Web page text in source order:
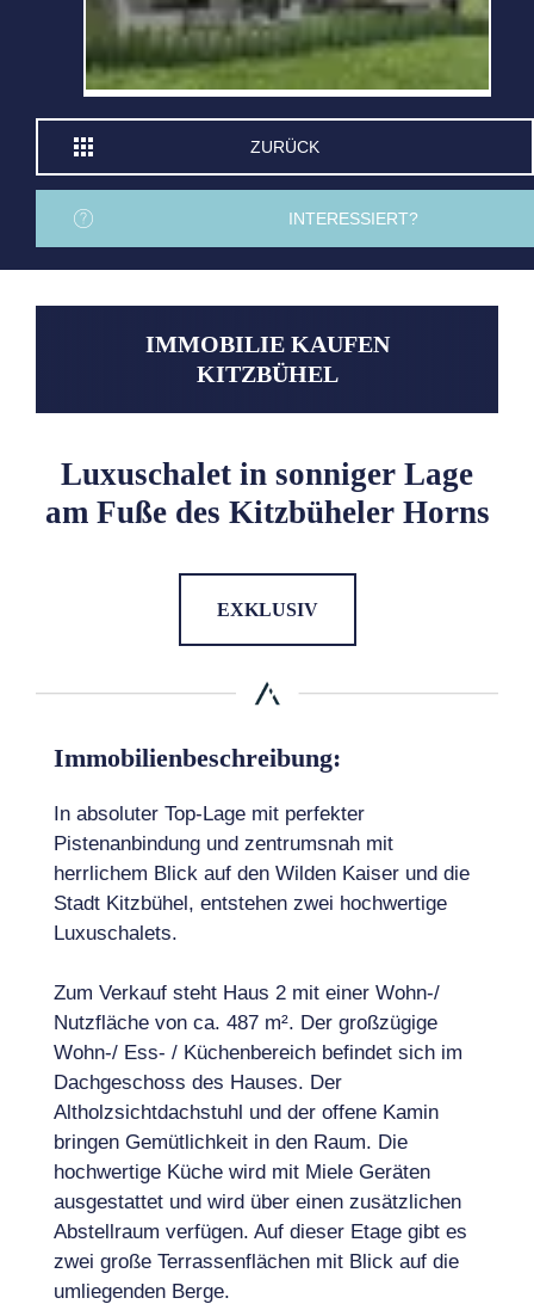
ZURÜCK
INTERESSIERT?
IMMOBILIE KAUFEN
KITZBÜHEL
Luxuschalet in sonniger Lage
am Fuße des Kitzbüheler Horns
EXKLUSIV
Immobilienbeschreibung:
In absoluter Top-Lage mit perfekter
Pistenanbindung und zentrumsnah mit
herrlichem Blick auf den Wilden Kaiser und die
Stadt Kitzbühel, entstehen zwei hochwertige
Luxuschalets.
Zum Verkauf steht Haus 2 mit einer Wohn-/
Nutzfläche von ca. 487 m². Der großzügige
Wohn-/ Ess- / Küchenbereich befindet sich im
Dachgeschoss des Hauses. Der
Altholzsichtdachstuhl und der offene Kamin
bringen Gemütlichkeit in den Raum. Die
hochwertige Küche wird mit Miele Geräten
ausgestattet und wird über einen zusätzlichen
Abstellraum verfügen. Auf dieser Etage gibt es
zwei große Terrassenflächen mit Blick auf die
umliegenden Berge.